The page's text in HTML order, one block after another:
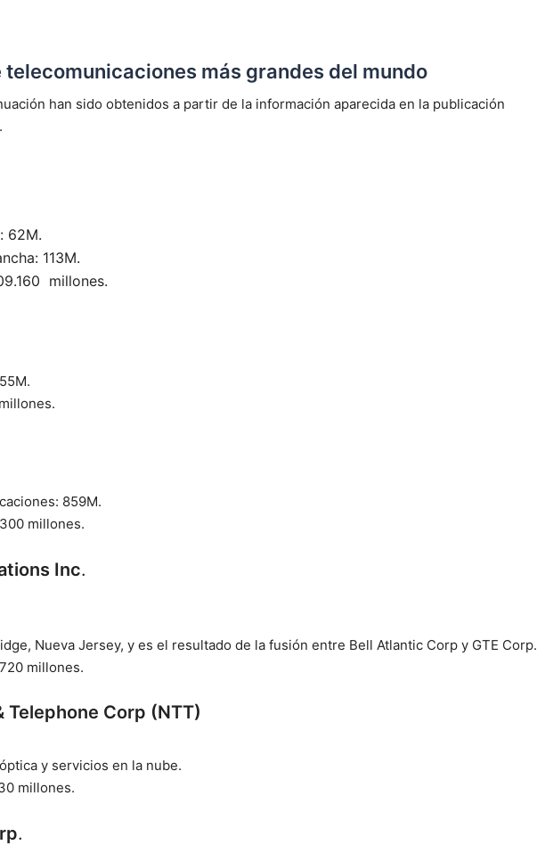
telecomunicaciones más grandes del mundo
han sido obtenidos a partir de la información aparecida en la publicación
62M.
113M.
millones.
859M.
millones.
Inc.
Nueva Jersey, y es el resultado de la fusión entre Bell Atlantic Corp y GTE Corp.
millones.
Telephone Corp (NTT)
y servicios en la nube.
millones.
.